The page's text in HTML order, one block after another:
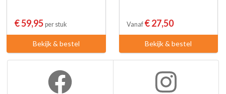
€ 59,95 per stuk
Bekijk & bestel
Vanaf € 27,50
Bekijk & bestel